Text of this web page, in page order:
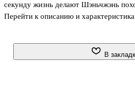
секунду жизнь делают Шэньчжэнь
Гонконг. Но так было не всегда, ещё в
солдаты. Именно в таком Шэньчжэне
Перейти к описанию и
В